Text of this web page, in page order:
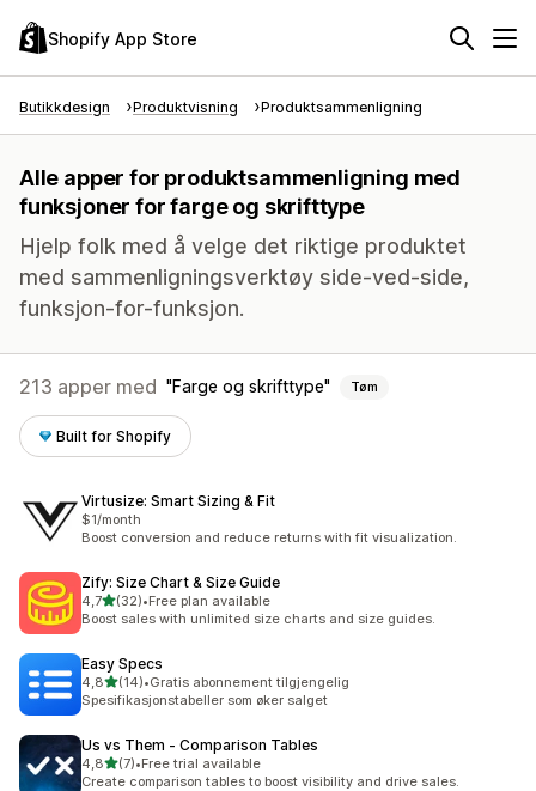
Shopify App Store
Butikkdesign Produktvisning Produktsammenligning
Alle apper for produktsammenligning med
funksjoner for farge og skrifttype
Hjelp folk med å velge det riktige produktet
med sammenligningsverktøy side-ved-side,
funksjon-for-funksjon.
213 apper med Farge og skrifttype Tøm
Built for Shopify
Virtusize: Smart Sizing & Fit
$1/month
Boost conversion and reduce returns with fit visualization.
Zify: Size Chart & Size Guide
4,7av 5 stjerner
(32)
Totalt 32 omtaler
•Free plan available
Boost sales with unlimited size charts and size guides.
Easy Specs
4,8av 5 stjerner
(14)
Totalt 14 omtaler
•Gratis abonnement tilgjengelig
Spesifikasjonstabeller som øker salget
Us vs Them ‑ Comparison Tables
4,8av 5 stjerner
(7)
Totalt 7 omtaler
•Free trial available
Create comparison tables to boost visibility and drive sales.